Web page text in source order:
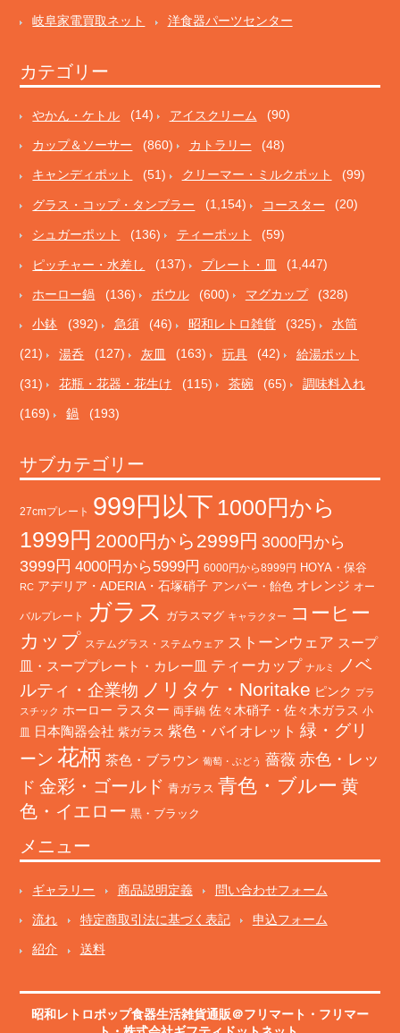
岐阜家電買取ネット 洋食器パーツセンター
カテゴリー
やかん・ケトル (14) アイスクリーム (90)
カップ＆ソーサー (860) カトラリー (48)
キャンディポット (51) クリーマー・ミルクポット (99)
グラス・コップ・タンブラー (1,154) コースター (20)
シュガーポット (136) ティーポット (59)
ピッチャー・水差し (137) プレート・皿 (1,447)
ホーロー鍋 (136) ボウル (600) マグカップ (328)
小鉢 (392) 急須 (46) 昭和レトロ雑貨 (325) 水筒
(21) 湯呑 (127) 灰皿 (163) 玩具 (42) 給湯ポット
(31) 花瓶・花器・花生け (115) 茶碗 (65) 調味料入れ
(169) 鍋 (193)
サブカテゴリー
27cmプレート 999円以下 1000円から
1999円 2000円から2999円 3000円から
3999円 4000円から5999円 6000円から8999円 HOYA・保谷
RC アデリア・ADERIA・石塚硝子 アンバー・飴色 オレンジ オー
バルプレート ガラス ガラスマグ キャラクター
コーヒー
カップ ステムグラス・ステムウェア ストーンウェア スープ
皿・スーププレート・カレー皿 ティーカップ ナルミ
ノベ
ルティ・企業物 ノリタケ・Noritake ピンク プラ
スチック ホーロー ラスター 両手鍋 佐々木硝子・佐々木ガラス 小
皿
日本陶器会社 紫ガラス 紫色・バイオレット 緑・グリ
ーン 花柄 茶色・ブラウン 葡萄・ぶどう 薔薇 赤色・レッ
ド 金彩・ゴールド 青ガラス 青色・ブルー 黄
色・イエロー 黒・ブラック
メニュー
ギャラリー 商品説明定義 問い合わせフォーム
流れ 特定商取引法に基づく表記 申込フォーム
紹介 送料
昭和レトロポップ食器生活雑貨通販＠フリマート ・ フリマー